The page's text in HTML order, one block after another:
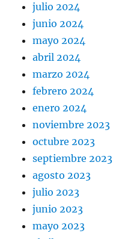
julio 2024
junio 2024
mayo 2024
abril 2024
marzo 2024
febrero 2024
enero 2024
noviembre 2023
octubre 2023
septiembre 2023
agosto 2023
julio 2023
junio 2023
mayo 2023